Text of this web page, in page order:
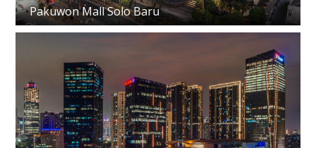
Pakuwon Mall Solo Baru